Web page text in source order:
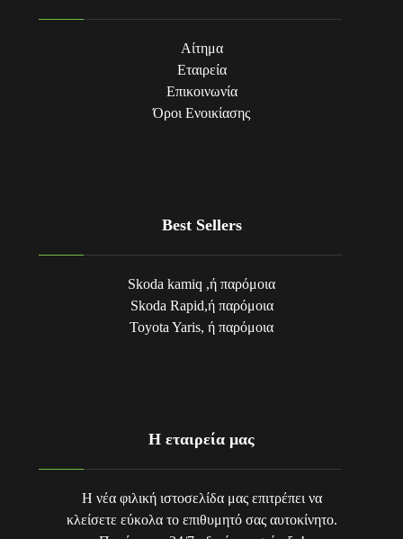
Αίτημα
Εταιρεία
Επικοινωνία
Όροι Eνοικίασης
Best Sellers
Skoda kamiq ,ή παρόμοια
Skoda Rapid,ή παρόμοια
Toyota Yaris, ή παρόμοια
Η εταιρεία μας
Η νέα φιλική ιστοσελίδα μας επιτρέπει να
κλείσετε εύκολα το επιθυμητό σας αυτοκίνητο.